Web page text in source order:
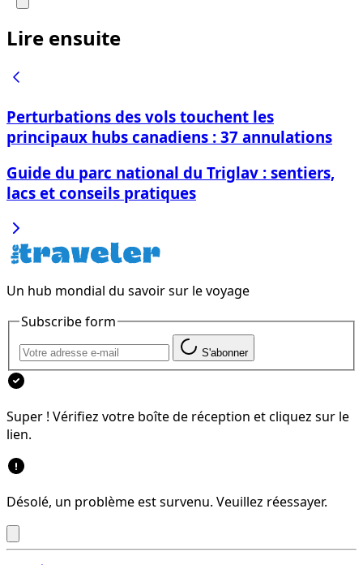
Lire ensuite
Perturbations des vols touchent les
principaux hubs canadiens : 37 annulations
Guide du parc national du Triglav : sentiers,
lacs et conseils pratiques
Un hub mondial du savoir sur le voyage
Subscribe form
S'abonner
Super ! Vérifiez votre boîte de réception et cliquez sur le
lien.
Désolé, un problème est survenu. Veuillez réessayer.